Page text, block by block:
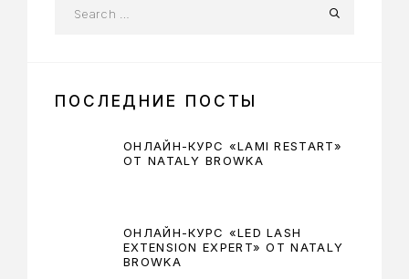
ПОСЛЕДНИЕ ПОСТЫ
ОНЛАЙН-КУРС «LAMI RESTART»
ОТ NATALY BROWKA
ОНЛАЙН-КУРС «LED LASH
EXTENSION EXPERT» ОТ NATALY
BROWKA